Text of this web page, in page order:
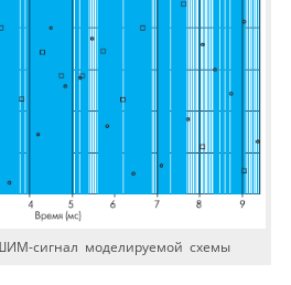
сигнал моделируемой схемы